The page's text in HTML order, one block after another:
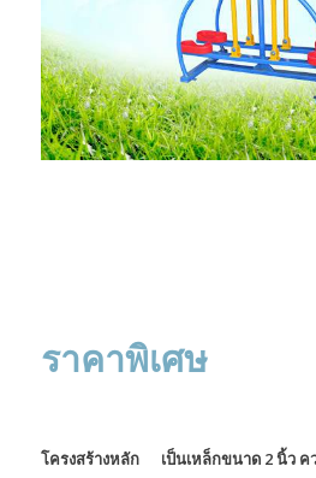
ราคาพิเศษ
โครงสร้างหลัก เป็นเหล็กขนาด 2 นิ้ว ค